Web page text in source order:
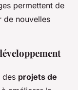
permettent de
de nouvelles
des projets de